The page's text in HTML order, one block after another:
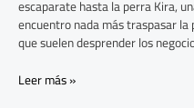
escaparate hasta la perra Kira,
encuentro nada más traspasar
que suelen desprender los
Leer más »